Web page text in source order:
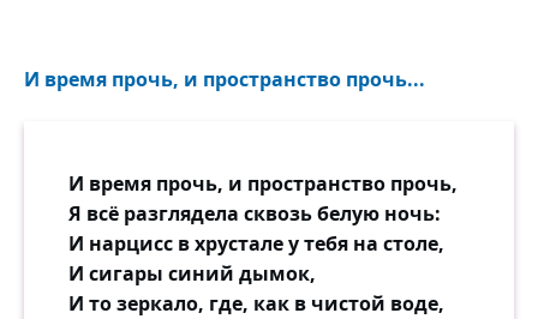
Десять лет замираний и криков,
И сказала его — напрасно.
Отошёл ты, и стало снова
На душе и пусто и ясно.
И время прочь, и пространство прочь...
И время прочь, и пространство прочь,
Я всё разглядела сквозь белую ночь:
И нарцисс в хрустале у тебя на столе,
И сигары синий дымок,
И то зеркало, где, как в чистой воде,